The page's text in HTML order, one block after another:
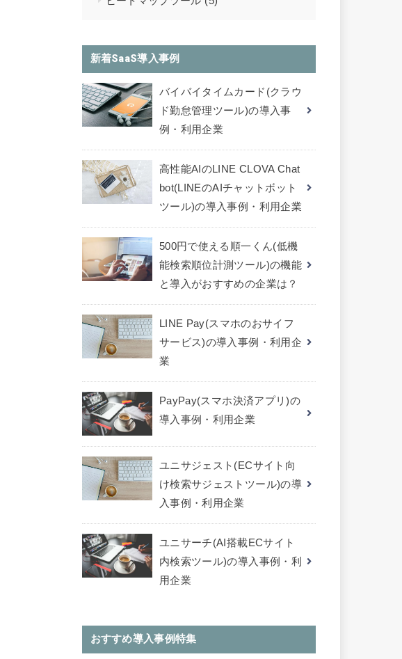
新着SaaS導入事例
バイバイタイムカード(クラウ
ド勤怠管理ツール)の導入事
例・利用企業
高性能AIのLINE CLOVA Chat
bot(LINEのAIチャットボット
ツール)の導入事例・利用企業
500円で使える順一くん(低機
能検索順位計測ツール)の機能
と導入がおすすめの企業は？
LINE Pay(スマホのおサイフ
サービス)の導入事例・利用企
業
PayPay(スマホ決済アプリ)の
導入事例・利用企業
ユニサジェスト(ECサイト向
け検索サジェストツール)の導
入事例・利用企業
ユニサーチ(AI搭載ECサイト
内検索ツール)の導入事例・利
用企業
おすすめ導入事例特集